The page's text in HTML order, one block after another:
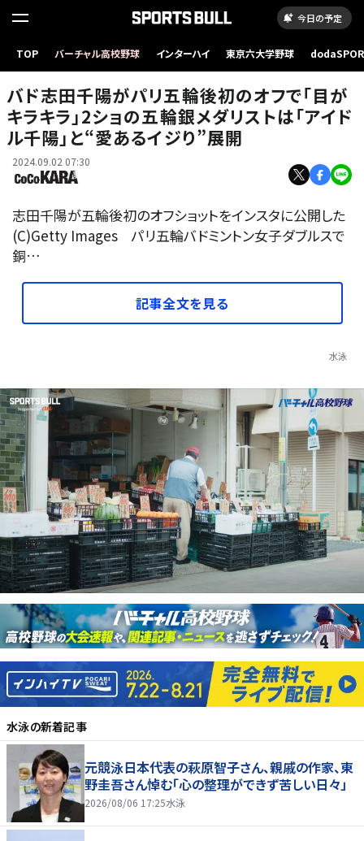
今日の予定
TOP バーチャル高校野球 インターハイ 東京六大学野球
バド志田千陽がパリ五輪後初のオフで「目が
キラキラ」2ショの五輪銀メダリストは「アイド
ル千陽」と“愛あるイジり”展開
2024.09.02 07:30
志田千陽が五輪後初のオフショットをインスタに公開した
(C)Getty Images パリ五輪バドミントン女子ダブルスで
銅…
記事全文を見る
水泳
水泳の新着記事
元競泳日本代表の萩原智子さん、親戚の作家、東
野圭吾さん悼む「心の整理ができず苦しい日々」
2026/08/06 17:25水泳